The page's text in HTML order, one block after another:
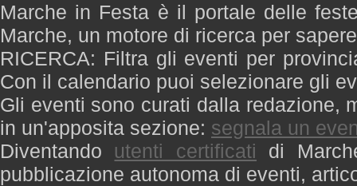
Marche in Festa è il portale delle
Marche, un motore di ricerca per
RICERCA: Filtra gli eventi per
Con il calendario puoi selezionare gli
Gli eventi sono curati dalla redazione,
in un'apposita sezione: segnala un
Diventando utenti certificati di
pubblicazione autonoma di eventi,